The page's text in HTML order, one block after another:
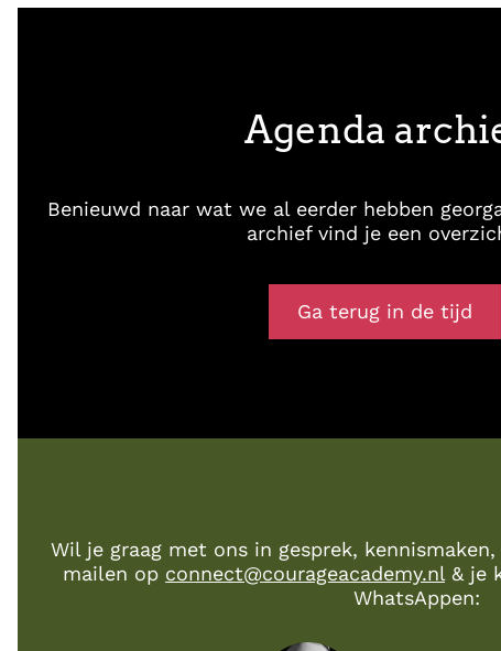
Agenda
Benieuwd naar wat we al eerder hebben
archief vind je een
Ga terug in de tijd
Wil je graag met ons in gesprek,
mailen op connect@courageacademy.nl & je
WhatsAppen: